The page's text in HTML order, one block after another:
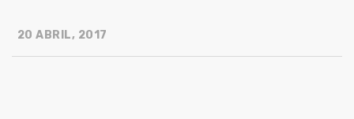
20 ABRIL, 2017